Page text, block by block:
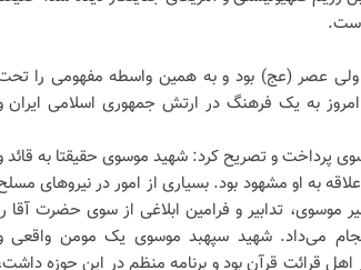
عصر (عج) بود و به همین واسطه مفهومی را
به یک فرهنگ در ارتش جمهوری اسلامی ایران
پرداخت و تصریح کرد: شهید موسوی حقیقتا به قائد
به او مشهود بود. بسیاری از امور در نیروهای
تدابیر و فرامین ابلاغی از سوی حضرت آقا
می‌داد. شهید سپهبد موسوی یک مومن واقعی
اهل قرائت قرآن بود و برنامه منظم در این حوزه